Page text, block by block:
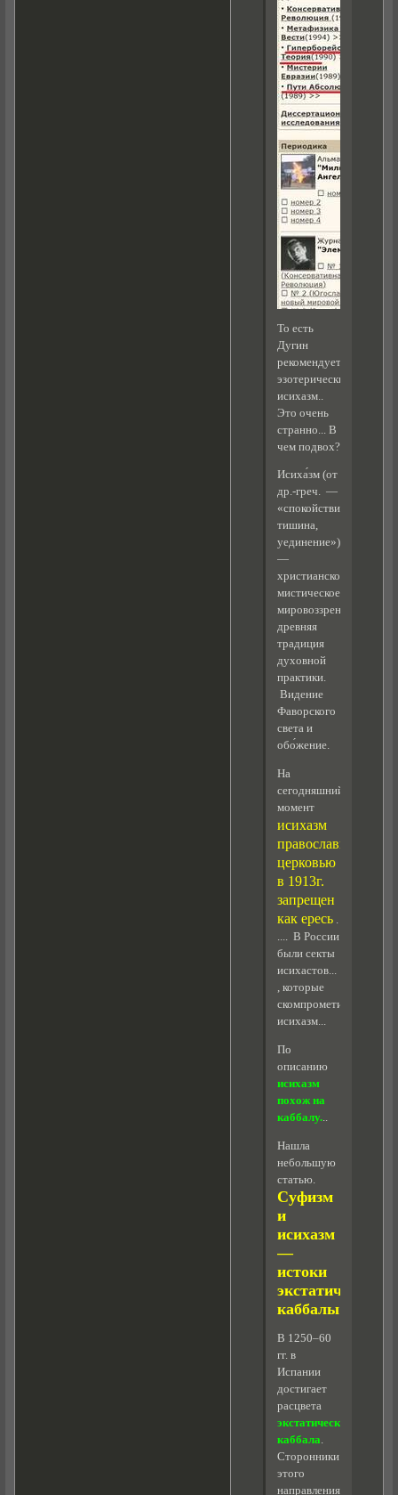
То есть
Дугин
рекомендует
эзотерический
исихазм..
Это очень
странно... В
чем подвох?
Исиха́зм (от
др.-греч. —
«спокойствие,
тишина,
уединение»)
—
христианское
мистическое
мировоззрение[1],
древняя
традиция
духовной
практики.
Видение
Фаворского
света и
обо́жение.
На
сегодняшний
момент
исихазм
православной
церковью
в 1913г.
запрещен
как ересь.
.... В России
были секты
исихастов...
, которые
скомпрометировали
исихазм...
По
описанию
исихазм
похож на
каббалу...
Нашла
небольшую
статью.
Суфизм
и
исихазм
—
истоки
экстатической
каббалы
В 1250–60
гг. в
Испании
достигает
расцвета
экстатическая
каббала.
Сторонники
этого
направления,